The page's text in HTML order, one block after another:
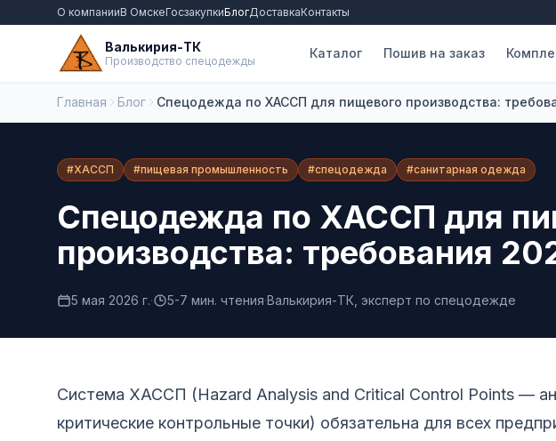
О компанииВ ОмскеГосзакупкиБлогДоставкаКонтакты
Валькирия-ТК
Производство спецодежды
Каталог Пошив на заказ
Главная Блог Спецодежда по ХАССП для пищевого производства:
#ХАССП #пищевая промышленность #спецодежда #санитарная одежда
Спецодежда по ХАССП для
производства: требования
5 мая 2026 г.· 5-7 мин. чтения·Валькирия-ТК, эксперт по спецодежде
Система ХАССП (Hazard Analysis and Critical Control Points —
критические контрольные точки) обязательна для всех